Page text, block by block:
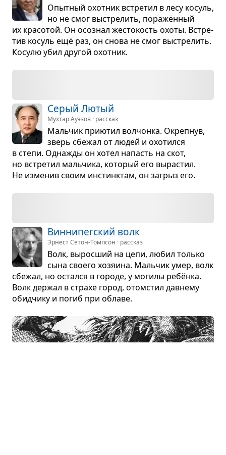
Опыт­ный охот­ник встре­тил в лесу косуль,
но не смог выстре­лить, поражён­ный
их кра­со­той. Он осо­знал жесто­кость охоты. Встре­
тив косуль ещё раз, он снова не смог выстре­лить.
Косулю убил дру­гой охот­ник.
Серый Лютый
Мухтар Ауэзов · рассказ
Маль­чик при­ю­тил вол­чонка. Окреп­нув,
зверь сбе­жал от людей и охо­тился
в степи. Одна­жды он хотел напасть на скот,
но встре­тил маль­чика, кото­рый его выра­стил.
Не изме­нив своим инстинк­там, он загрыз его.
Вин­ни­пег­ский волк
Эрнест Сетон-Томпсон · рассказ
Волк, вырос­ший на цепи, любил только
сына сво­его хозя­ина. Маль­чик умер, волк
сбе­жал, но остался в городе, у могилы ребёнка.
Волк дер­жал в страхе город, ото­мстил дав­нему
обид­чику и погиб при облаве.